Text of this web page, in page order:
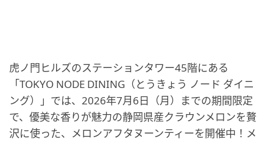
虎ノ門ヒルズのステーションタワー45階にある
「TOKYO NODE DINING（とうきょう ノード ダイニ
ング）」では、2026年7月6日（月）までの期間限定
で、優美な香りが魅力の静岡県産クラウンメロンを贅
沢に使った、メロンアフタヌーンティーを開催中！メ